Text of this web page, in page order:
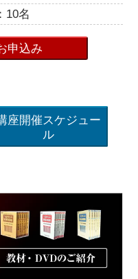
10名
申込み
座開催スケジュー
ル